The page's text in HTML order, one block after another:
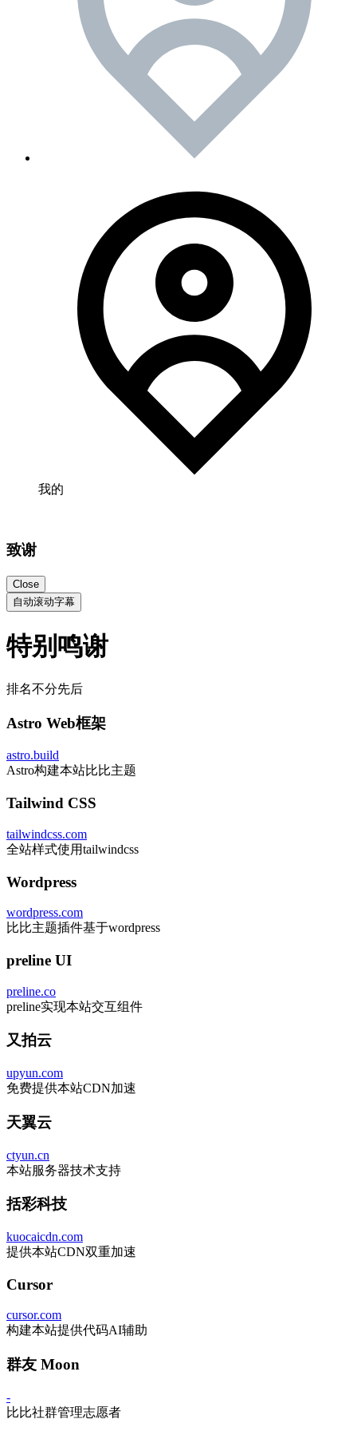
我的
致谢
Close
自动滚动字幕
特别鸣谢
排名不分先后
Astro Web框架
astro.build
Astro构建本站比比主题
Tailwind CSS
tailwindcss.com
全站样式使用tailwindcss
Wordpress
wordpress.com
比比主题插件基于wordpress
preline UI
preline.co
preline实现本站交互组件
又拍云
upyun.com
免费提供本站CDN加速
天翼云
ctyun.cn
本站服务器技术支持
括彩科技
kuocaicdn.com
提供本站CDN双重加速
Cursor
cursor.com
构建本站提供代码AI辅助
群友 Moon
-
比比社群管理志愿者